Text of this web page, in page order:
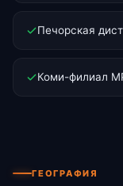
Печорская
Коми-филиал
ГЕОГРАФИЯ